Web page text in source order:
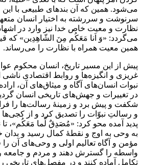
مى‌شود. همين كه آن بندهاى طبيعى با اين
سرنوشت و سررشته به اختيار انسان
نظارت و معيت خاص خدا نيز وارد در اشهاد
مى‌گردد: «وَ اَنا مَعَكُم مِنَ الشّاهِدِين» كه
همين معيت همراه با نظارت را مى‌رساند.
پيش از اين مسير تاريخ، انسان محكوم
غريزى و انگيزه‌ها و روابط اقتصادى ناشى
نبوات انسان‌هاى آگاه و ميثاق‌هاى آن،
در تغييرات و جهش‌هاى تاريخى انسان
شكفت و پيش برد و زمينۀ رسالت‌ها را
و رسالتِ نبوّات را تصديق كرد و از كجى‌ها
پديد آمده محو كرد: «مُصَدِقٌ لِّما مَعَكُم»، تا
به وحى به اوج و نقطۀ كمال رسيد و بدان
مؤمن و آگاه تعاليم اولى و وحى‌هاى آن را
واسطه را گسترش دهند و مردم و جامعه
تكامل آماده كنند و در مفصل‌هاى تاريخى